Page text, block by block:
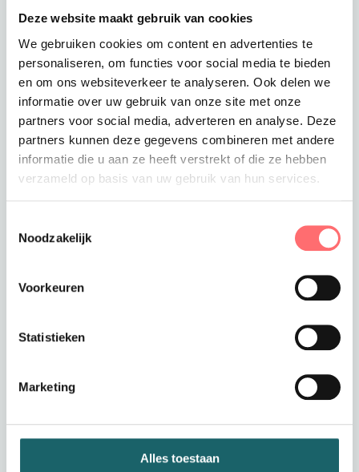
Deze website maakt gebruik van cookies
We gebruiken cookies om content en advertenties te
personaliseren, om functies voor social media te bieden
en om ons websiteverkeer te analyseren. Ook delen we
informatie over uw gebruik van onze site met onze
partners voor social media, adverteren en analyse. Deze
partners kunnen deze gegevens combineren met andere
informatie die u aan ze heeft verstrekt of die ze hebben
verzameld op basis van uw gebruik van hun services.
Noodzakelijk
Voorkeuren
Statistieken
Marketing
Alles toestaan
Gratis verzending vanaf €375
Totaalprijs
€82,63
Toevoegen aan winkelwagen
Stop dit product dan in je winkelmandje en
Productinformatie
Dames gilet travelstof